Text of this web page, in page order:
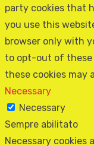
party cookies that
you use this
browser only with
to opt-out of these
these cookies may
Necessary
Necessary
Sempre abilitato
Necessary cookies